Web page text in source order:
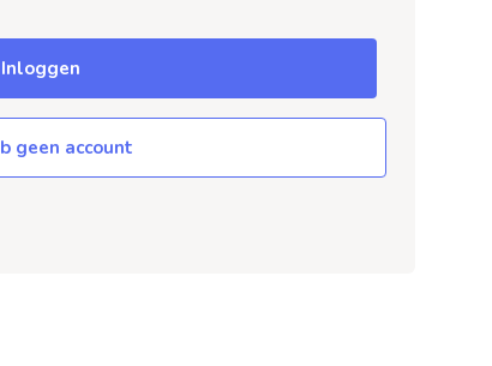
Inloggen
geen account